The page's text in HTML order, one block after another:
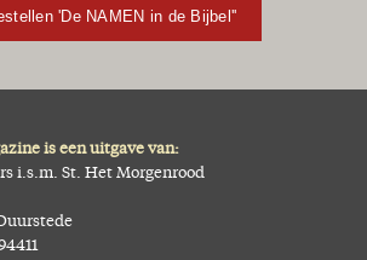
'De NAMEN in de Bijbel''
is een uitgave van:
i.s.m. St. Het Morgenrood